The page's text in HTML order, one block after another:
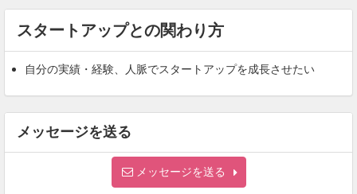
スタートアップとの関わり方
自分の実績・経験、人脈でスタートアップを成長させたい
メッセージを送る
メッセージを送る